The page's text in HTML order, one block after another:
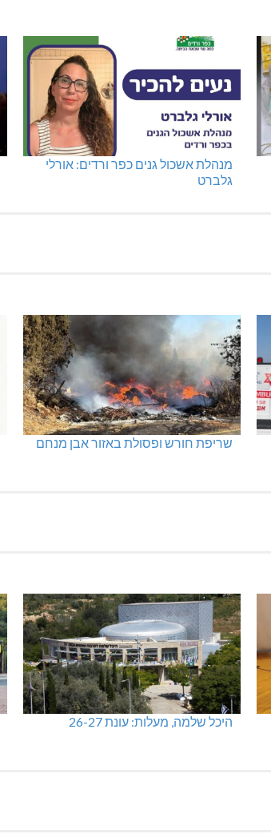
מנהלת אשכול גנים כפר ורדים: אורלי
גלברט
שריפת חורש ופסולת באזור אבן מנחם
היכל שלמה, מעלות: עונת 26-27